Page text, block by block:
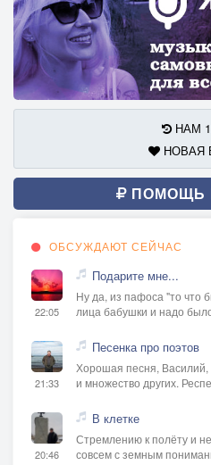
НАМ
НОВАЯ
ПОМОЩЬ
ОБСУЖДАЮТ СЕЙЧАС
22:05
Подарите мне...
Ну да, из пафоса "то что
лица бабушки и надо
21:33
Песенка про поэтов
Хорошая песня, Василий,
и множество других.
20:46
В клетке
Стремлению к полёту и
совсем с земным